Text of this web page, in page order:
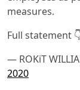
measures.
Full statement
— ROKiT
2020